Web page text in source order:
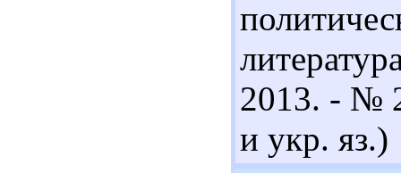
2013. - №
и укр. яз.)